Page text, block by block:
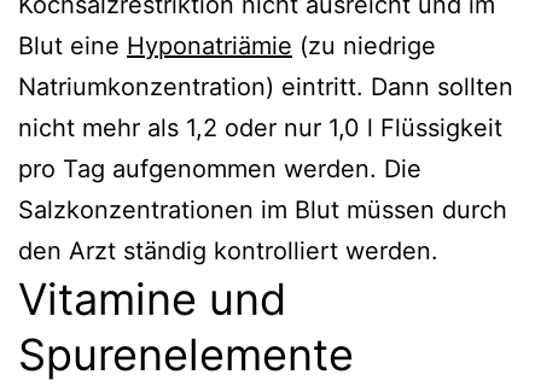
Blut eine Hyponatriämie (zu niedrige
Natriumkonzentration) eintritt. Dann sollten
nicht mehr als 1,2 oder nur 1,0 l Flüssigkeit
pro Tag aufgenommen werden. Die
Salzkonzentrationen im Blut müssen durch
den Arzt ständig kontrolliert werden.
Vitamine und
Spurenelemente